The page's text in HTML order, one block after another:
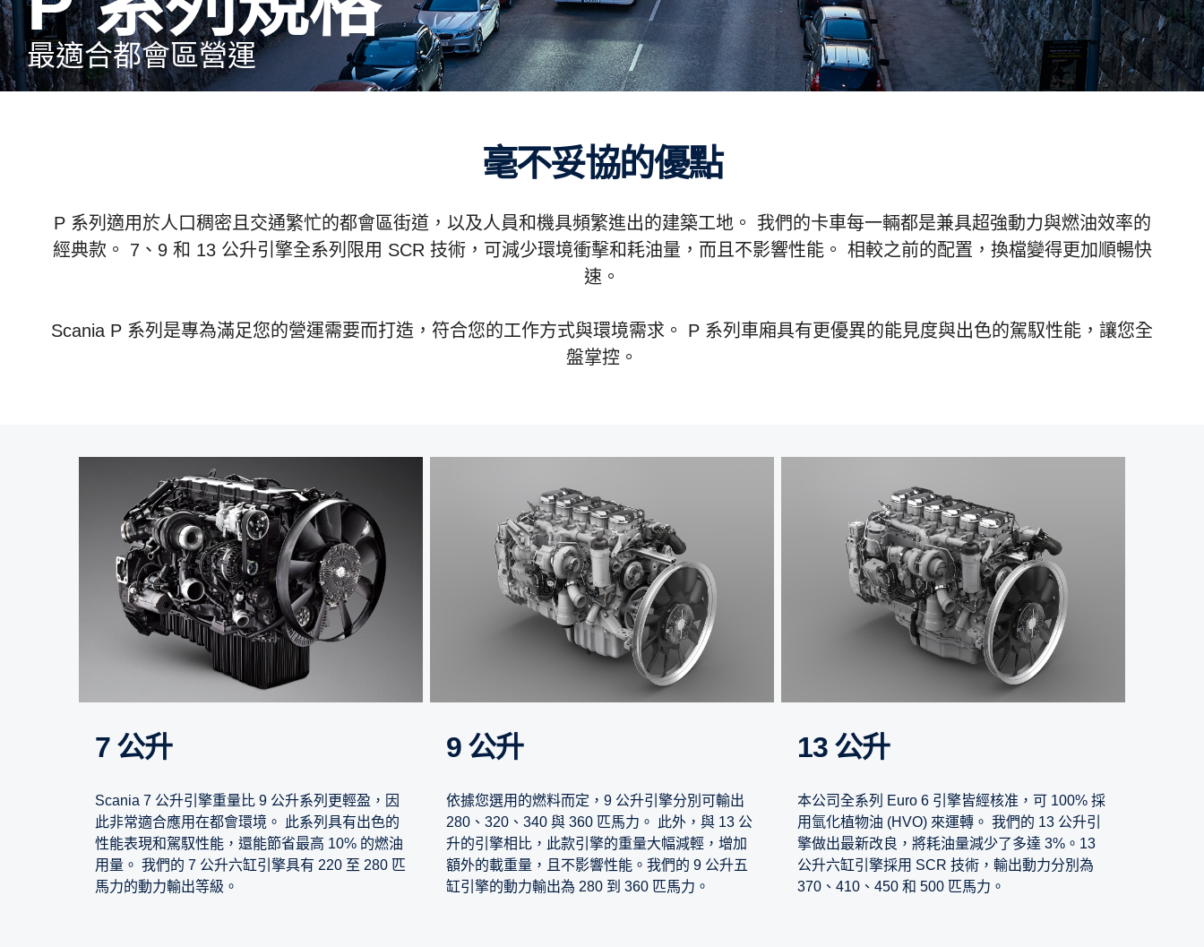
最適合都會區營運
毫不妥協的優點
P 系列適用於人口稠密且交通繁忙的都會區街道，以及人員和機具頻繁進出的建築工地。 我們的卡車每一輛都是兼具超強動力與燃油效率的
經典款。 7、9 和 13 公升引擎全系列限用 SCR 技術，可減少環境衝擊和耗油量，而且不影響性能。 相較之前的配置，換檔變得更加順暢快
速。
Scania P 系列是專為滿足您的營運需要而打造，符合您的工作方式與環境需求。 P 系列車廂具有更優異的能見度與出色的駕馭性能，讓您全
盤掌控。
7 公升
Scania 7 公升引擎重量比 9 公升系列更輕盈，因
此非常適合應用在都會環境。 此系列具有出色的
性能表現和駕馭性能，還能節省最高 10% 的燃油
用量。 我們的 7 公升六缸引擎具有 220 至 280 匹
馬力的動力輸出等級。
9 公升
依據您選用的燃料而定，9 公升引擎分別可輸出
280、320、340 與 360 匹馬力。 此外，與 13 公
升的引擎相比，此款引擎的重量大幅減輕，增加
額外的載重量，且不影響性能。我們的 9 公升五
缸引擎的動力輸出為 280 到 360 匹馬力。
13 公升
本公司全系列 Euro 6 引擎皆經核准，可 100% 採
用氫化植物油 (HVO) 來運轉。 我們的 13 公升引
擎做出最新改良，將耗油量減少了多達 3%。13
公升六缸引擎採用 SCR 技術，輸出動力分別為
370、410、450 和 500 匹馬力。